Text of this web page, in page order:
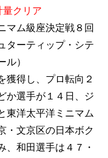
量クリア
マム級座決定戦８回
ーティップ・シテ
ル）
得し、プロ転向２
か選手が１４日、ジ
東洋太平洋ミニマム
・文京区の日本ボク
、和田選手は４７・